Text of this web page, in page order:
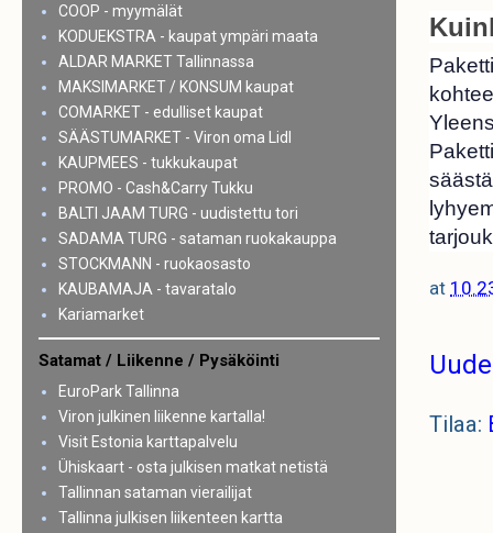
at
Tilaa:
COOP - myymälät
KODUEKSTRA - kaupat ympäri maata
ALDAR MARKET Tallinnassa
MAKSIMARKET / KONSUM kaupat
COMARKET - edulliset kaupat
SÄÄSTUMARKET - Viron oma Lidl
KAUPMEES - tukkukaupat
PROMO - Cash&Carry Tukku
BALTI JAAM TURG - uudistettu tori
SADAMA TURG - sataman ruokakauppa
STOCKMANN - ruokaosasto
KAUBAMAJA - tavaratalo
Kariamarket
Satamat / Liikenne / Pysäköinti
EuroPark Tallinna
Viron julkinen liikenne kartalla!
Visit Estonia karttapalvelu
Ühiskaart - osta julkisen matkat netistä
Tallinnan sataman vierailijat
Tallinna julkisen liikenteen kartta